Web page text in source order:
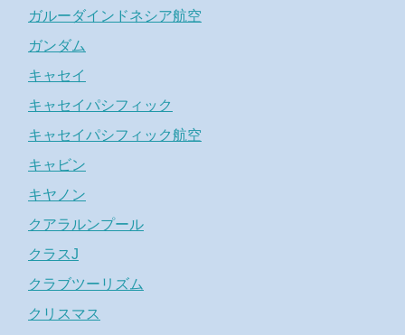
ガルーダインドネシア航空
ガンダム
キャセイ
キャセイパシフィック
キャセイパシフィック航空
キャビン
キヤノン
クアラルンプール
クラスJ
クラブツーリズム
クリスマス